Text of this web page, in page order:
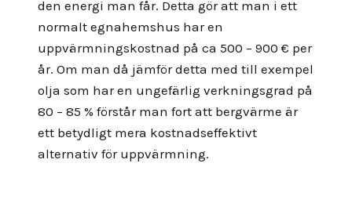
den energi man får. Detta gör att man i ett
normalt egnahemshus har en
uppvärmningskostnad på ca 500 – 900 € per
år. Om man då jämför detta med till exempel
olja som har en ungefärlig verkningsgrad på
80 – 85 % förstår man fort att bergvärme är
ett betydligt mera kostnadseffektivt
alternativ för uppvärmning.